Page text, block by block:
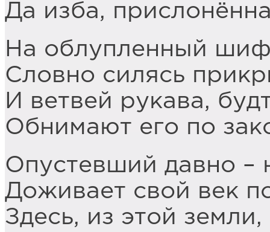
Да изба,
На облупленный
Словно силясь
И ветвей рукава,
Обнимают его по
Опустевший давно –
Доживает свой век
Здесь, из этой